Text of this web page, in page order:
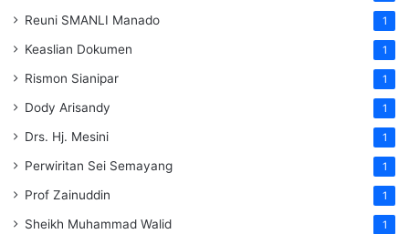
Reuni SMANLI Manado 1
Keaslian Dokumen 1
Rismon Sianipar 1
Dody Arisandy 1
Drs. Hj. Mesini 1
Perwiritan Sei Semayang 1
Prof Zainuddin 1
Sheikh Muhammad Walid 1